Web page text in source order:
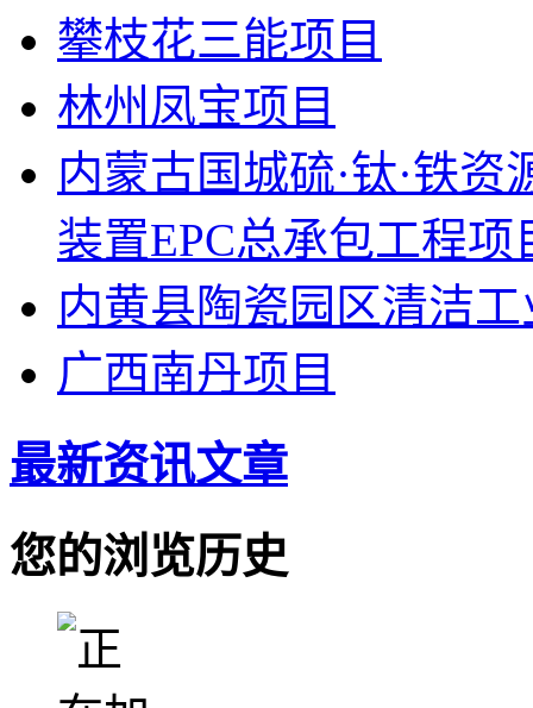
攀枝花三能项目
林州凤宝项目
内蒙古国城硫·钛·铁
装置EPC总承包工程项
内黄县陶瓷园区清洁
广西南丹项目
最新资讯文章
您的浏览历史